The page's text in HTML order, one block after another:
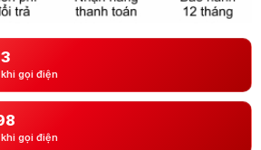
gọi điện
gọi điện